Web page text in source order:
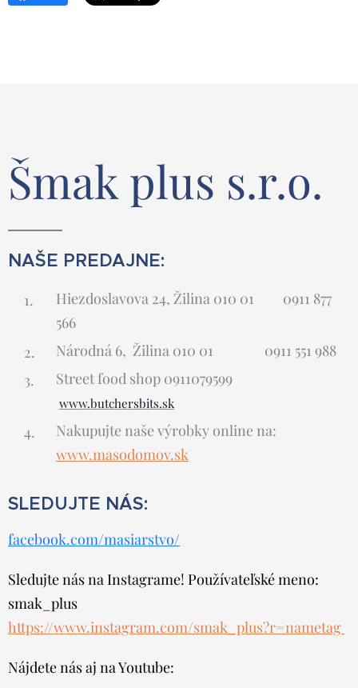
Šmak plus s.r.o.
NAŠE PREDAJNE:
Hiezdoslavova 24, Žilina 010 01 0911 877
566
Národná 6, Žilina 010 01 0911 551 988
Street food shop 0911079599
www.butchersbits.sk
Nakupujte naše výrobky online na:
www.masodomov.sk
SLEDUJTE NÁS:
facebook.com/masiarstvo/
Sledujte nás na Instagrame! Používateľské meno:
smak_plus
https://www.instagram.com/smak_plus?r=nametag
Nájdete nás aj na Youtube: